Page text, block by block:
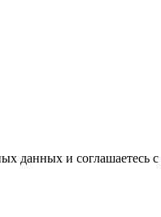
данных и соглашаетесь с